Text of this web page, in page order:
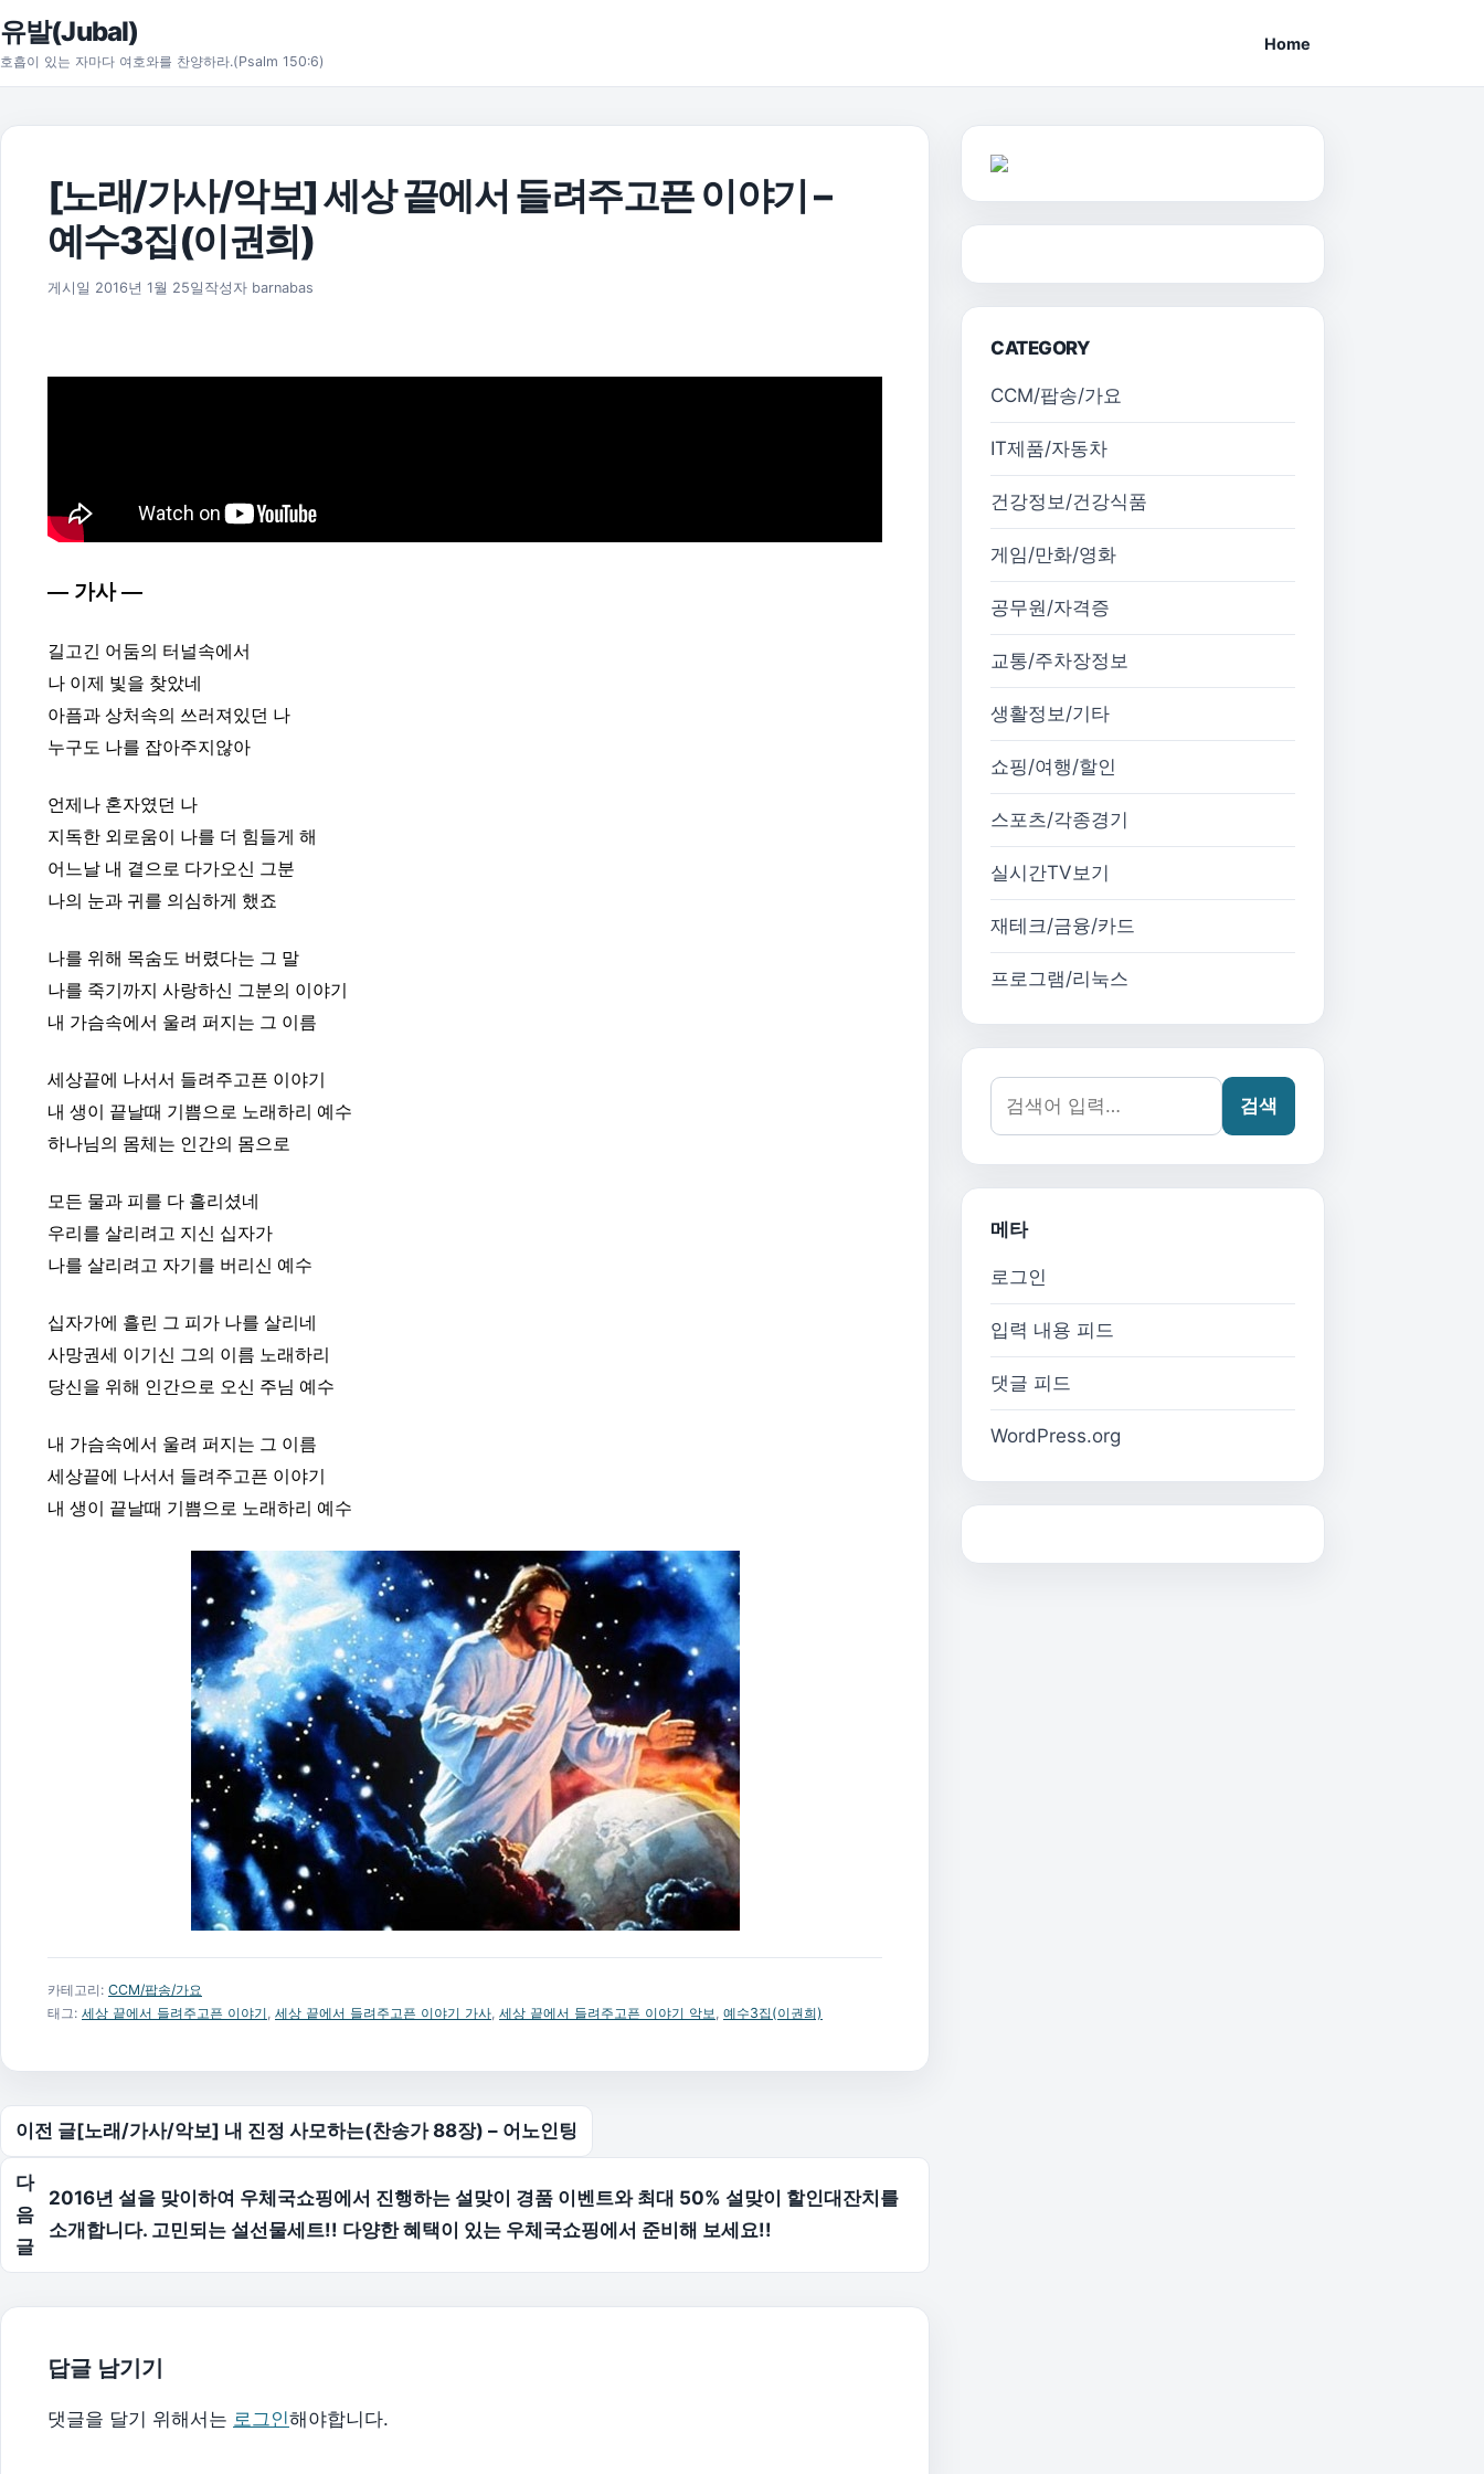
본문으로 건너뛰기
유발(Jubal)
호흡이 있는 자마다 여호와를 찬양하라.(Psalm 150:6)
Home
[노래/가사/악보] 세상 끝에서 들려주고픈 이야기 –
예수3집(이권희)
게시일 2016년 1월 25일 2025년 11월 18일
작성자 barnabas
— 가사 —
길고긴 어둠의 터널속에서
나 이제 빛을 찾았네
아픔과 상처속의 쓰러져있던 나
누구도 나를 잡아주지않아
언제나 혼자였던 나
지독한 외로움이 나를 더 힘들게 해
어느날 내 곁으로 다가오신 그분
나의 눈과 귀를 의심하게 했죠
나를 위해 목숨도 버렸다는 그 말
나를 죽기까지 사랑하신 그분의 이야기
내 가슴속에서 울려 퍼지는 그 이름
세상끝에 나서서 들려주고픈 이야기
내 생이 끝날때 기쁨으로 노래하리 예수
하나님의 몸체는 인간의 몸으로
모든 물과 피를 다 흘리셨네
우리를 살리려고 지신 십자가
나를 살리려고 자기를 버리신 예수
십자가에 흘린 그 피가 나를 살리네
사망권세 이기신 그의 이름 노래하리
당신을 위해 인간으로 오신 주님 예수
내 가슴속에서 울려 퍼지는 그 이름
세상끝에 나서서 들려주고픈 이야기
내 생이 끝날때 기쁨으로 노래하리 예수
카테고리: CCM/팝송/가요
태그: 세상 끝에서 들려주고픈 이야기 세상 끝에서 들려주고픈 이야기 가사 세상 끝에서 들려주고픈 이야기 악보 예수3집(이권희)
글 탐색
이전 글[노래/가사/악보] 내 진정 사모하는(찬송가 88장) – 어노인팅
다
음
글
2016년 설을 맞이하여 우체국쇼핑에서 진행하는 설맞이 경품 이벤트와 최대 50% 설맞이 할인대잔치를
소개합니다. 고민되는 설선물세트!! 다양한 혜택이 있는 우체국쇼핑에서 준비해 보세요!!
답글 남기기
댓글을 달기 위해서는 로그인해야합니다.
CATEGORY
CCM/팝송/가요
IT제품/자동차
건강정보/건강식품
게임/만화/영화
공무원/자격증
교통/주차장정보
생활정보/기타
쇼핑/여행/할인
스포츠/각종경기
실시간TV보기
재테크/금융/카드
프로그램/리눅스
검색어:
검색
메타
로그인
입력 내용 피드
댓글 피드
WordPress.org